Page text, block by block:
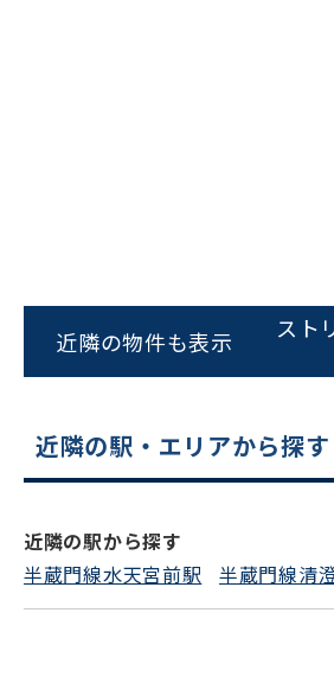
をお伝えいただく
スムーズにご案内でき
平日 9:00〜18:00
フォームでお問い
近隣の物件も表示
スト
近隣の駅・エリアから探す
近隣の駅から探す
半蔵門線水天宮前駅
半蔵門線清